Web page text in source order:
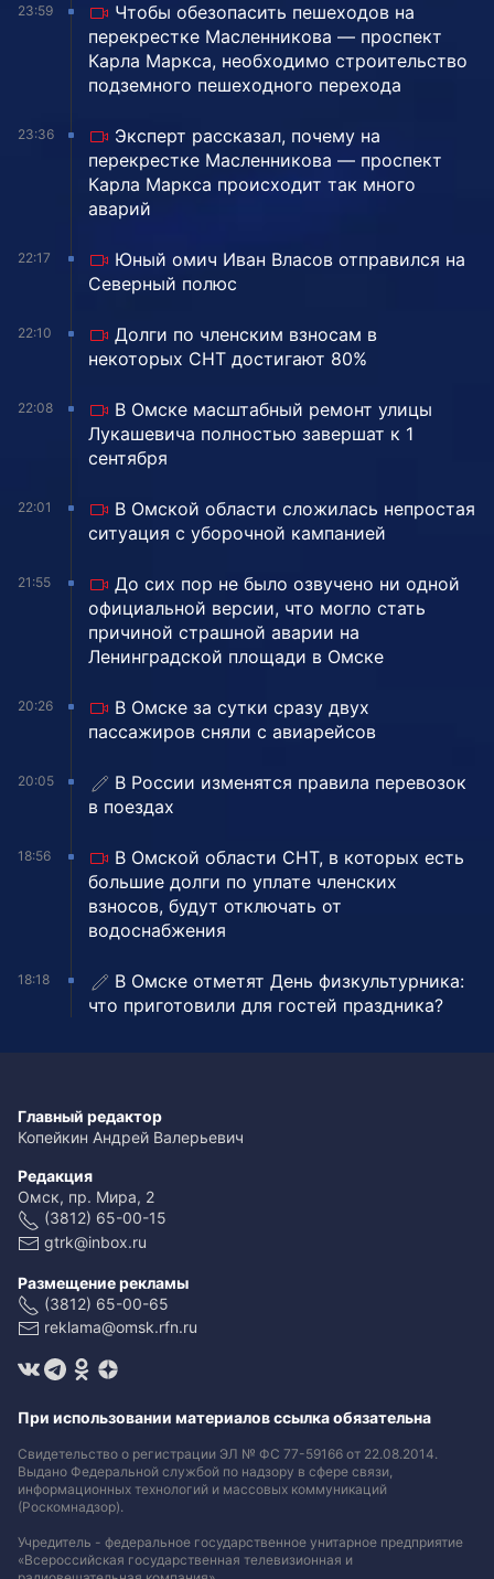
23:59
Чтобы обезопасить пешеходов на
перекрестке Масленникова — проспект
Карла Маркса, необходимо строительство
подземного пешеходного перехода
23:36
Эксперт рассказал, почему на
перекрестке Масленникова — проспект
Карла Маркса происходит так много
аварий
22:17
Юный омич Иван Власов отправился на
Северный полюс
22:10
Долги по членским взносам в
некоторых СНТ достигают 80%
22:08
В Омске масштабный ремонт улицы
Лукашевича полностью завершат к 1
сентября
22:01
В Омской области сложилась непростая
ситуация с уборочной кампанией
21:55
До сих пор не было озвучено ни одной
официальной версии, что могло стать
причиной страшной аварии на
Ленинградской площади в Омске
20:26
В Омске за сутки сразу двух
пассажиров сняли с авиарейсов
20:05
В России изменятся правила перевозок
в поездах
18:56
В Омской области СНТ, в которых есть
большие долги по уплате членских
взносов, будут отключать от
водоснабжения
18:18
В Омске отметят День физкультурника:
что приготовили для гостей праздника?
Главный редактор
Копейкин Андрей Валерьевич
Редакция
Омск, пр. Мира, 2
(3812) 65-00-15
gtrk@inbox.ru
Размещение рекламы
(3812) 65-00-65
reklama@omsk.rfn.ru
При использовании материалов ссылка обязательна
Свидетельство о регистрации ЭЛ № ФС 77-59166 от 22.08.2014.
Выдано Федеральной службой по надзору в сфере связи,
информационных технологий и массовых коммуникаций
(Роскомнадзор).
Учредитель - федеральное государственное унитарное предприятие
«Всероссийская государственная телевизионная и